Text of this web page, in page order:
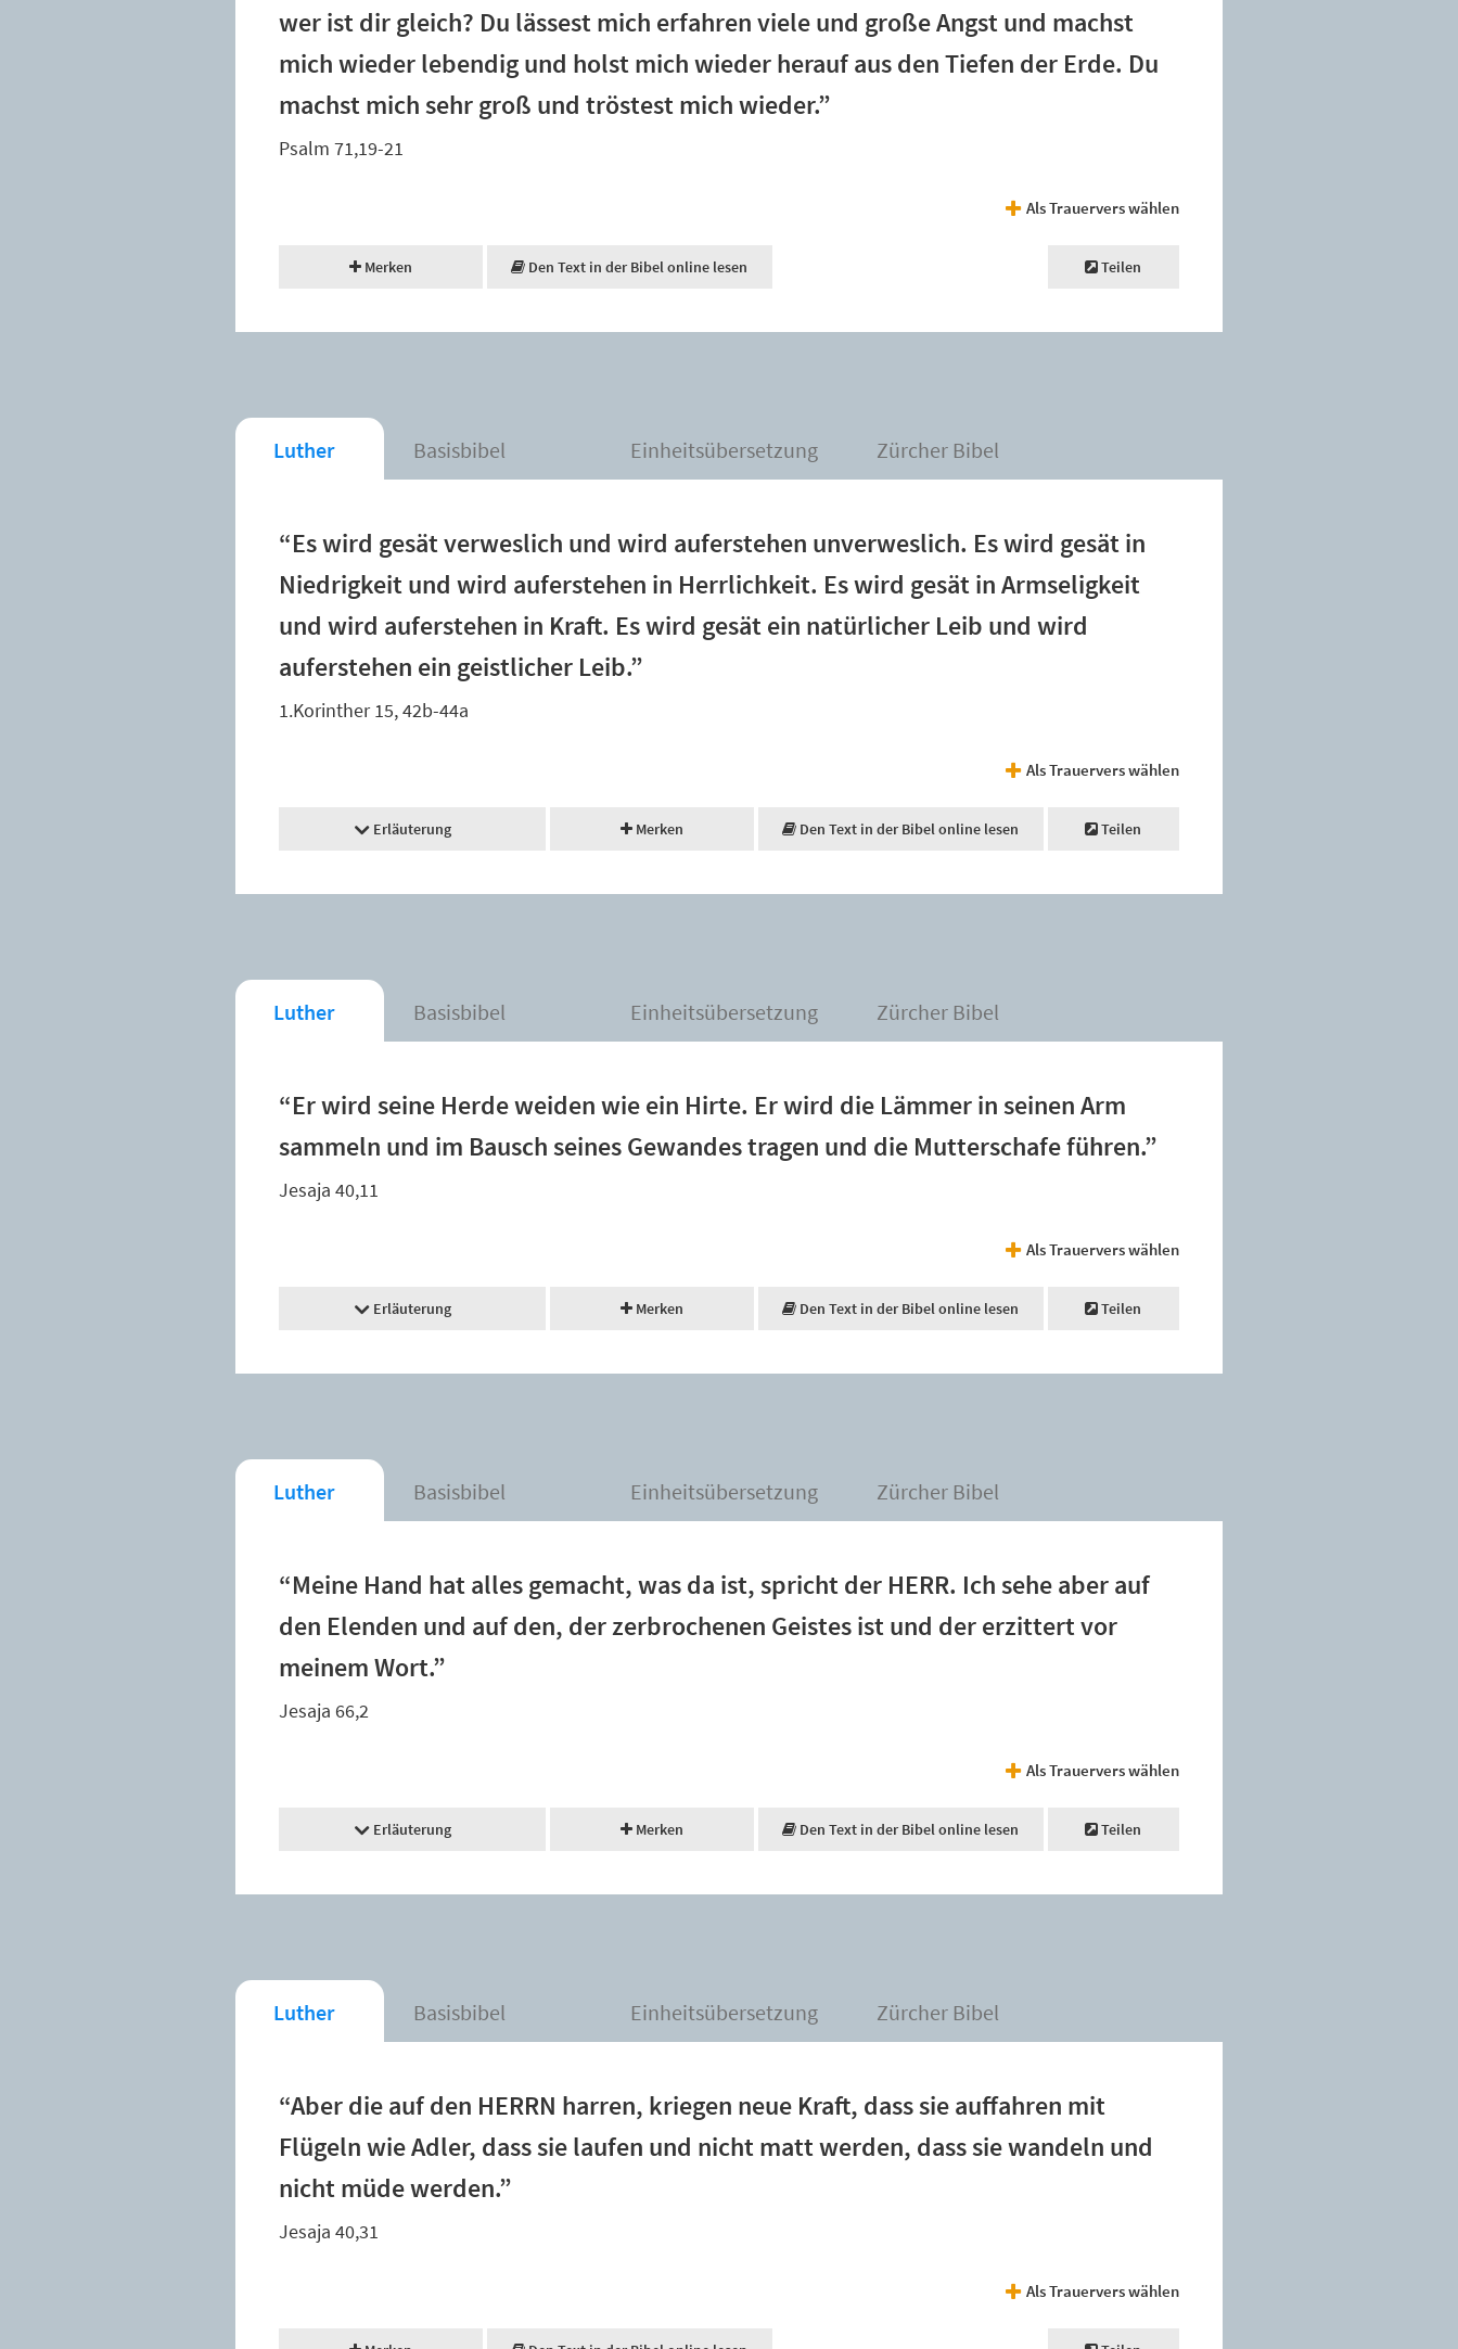
wer ist dir gleich? Du lässest mich erfahren viele und große Angst und machst
mich wieder lebendig und holst mich wieder herauf aus den Tiefen der Erde. Du
machst mich sehr groß und tröstest mich wieder.”
Psalm 71,19-21
Als Trauervers wählen
Merken Den Text in der Bibel online lesen Teilen
Luther Basisbibel Einheitsübersetzung Zürcher Bibel
“Es wird gesät verweslich und wird auferstehen unverweslich. Es wird gesät in
Niedrigkeit und wird auferstehen in Herrlichkeit. Es wird gesät in Armseligkeit
und wird auferstehen in Kraft. Es wird gesät ein natürlicher Leib und wird
auferstehen ein geistlicher Leib.”
1.Korinther 15, 42b-44a
Als Trauervers wählen
Erläuterung Merken Den Text in der Bibel online lesen Teilen
Luther Basisbibel Einheitsübersetzung Zürcher Bibel
“Er wird seine Herde weiden wie ein Hirte. Er wird die Lämmer in seinen Arm
sammeln und im Bausch seines Gewandes tragen und die Mutterschafe führen.”
Jesaja 40,11
Als Trauervers wählen
Erläuterung Merken Den Text in der Bibel online lesen Teilen
Luther Basisbibel Einheitsübersetzung Zürcher Bibel
“Meine Hand hat alles gemacht, was da ist, spricht der HERR. Ich sehe aber auf
den Elenden und auf den, der zerbrochenen Geistes ist und der erzittert vor
meinem Wort.”
Jesaja 66,2
Als Trauervers wählen
Erläuterung Merken Den Text in der Bibel online lesen Teilen
Luther Basisbibel Einheitsübersetzung Zürcher Bibel
“Aber die auf den HERRN harren, kriegen neue Kraft, dass sie auffahren mit
Flügeln wie Adler, dass sie laufen und nicht matt werden, dass sie wandeln und
nicht müde werden.”
Jesaja 40,31
Als Trauervers wählen